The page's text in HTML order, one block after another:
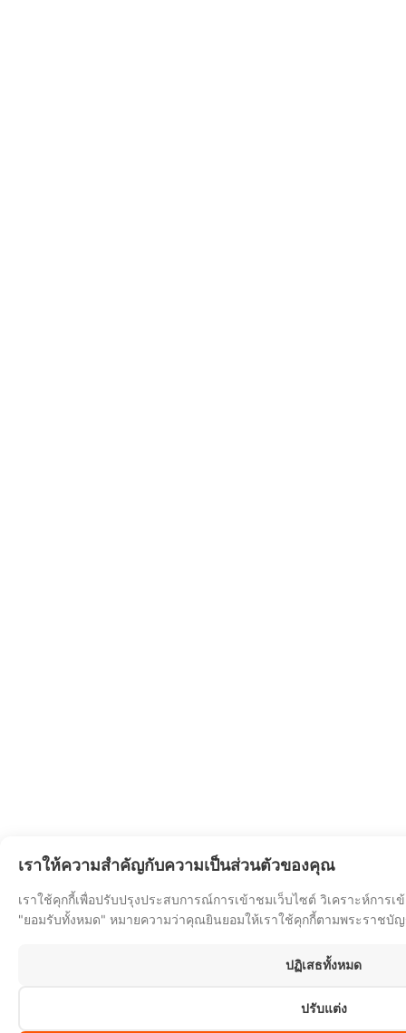
เราให้ความสำคัญกับความเป็นส่วนตัวของคุณ
เราใช้คุกกี้เพื่อปรับปรุงประสบการณ์การเข้าชมเว็บไซต์ วิเคราะห์การ
"ยอมรับทั้งหมด" หมายความว่าคุณยินยอมให้เราใช้คุกกี้ตามพระราชบั
ปฏิเสธทั้งหมด
ปรับแต่ง